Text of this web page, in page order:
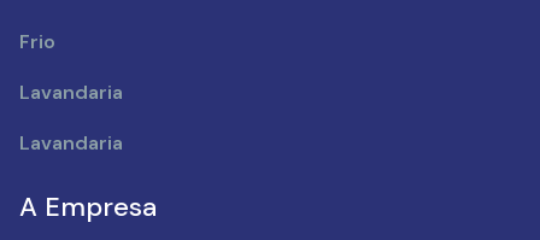
Frio
Lavandaria
Lavandaria
A Empresa